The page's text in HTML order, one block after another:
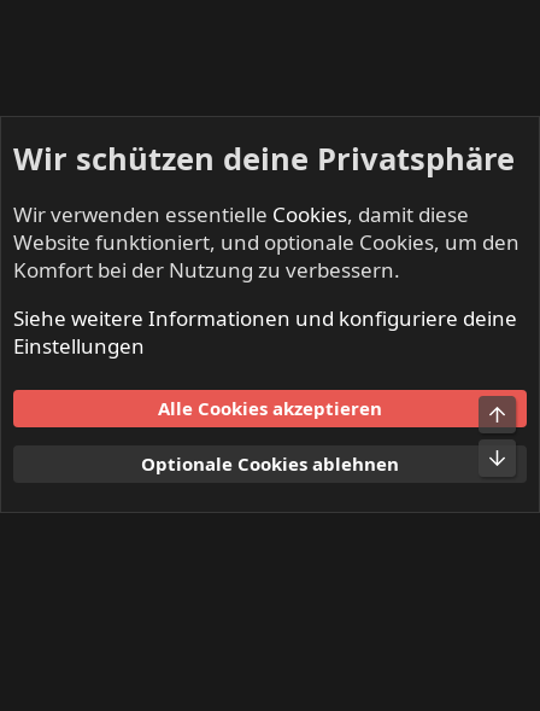
NO SLEEP TILL LIVE - Festivals & Open Airs
Nutzungsbedingungen
Datenschutz
S
Wir schützen deine Privatsphäre
Wir verwenden essentielle Cookies, damit diese
Website funktioniert, und optionale Cookies, um den
Komfort bei der Nutzung zu verbessern.
Siehe weitere Informationen und konfiguriere deine
Einstellungen
Alle Cookies akzeptieren
Optionale Cookies ablehnen